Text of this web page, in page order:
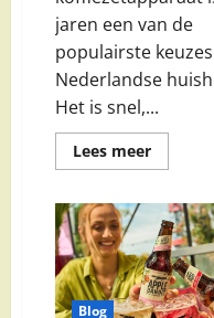
jaren een van de
populairste
Nederlandse
Het is snel,...
Lees meerLees
meer
bij
Action,
Lidl,
Blokker
en
meer
Blog